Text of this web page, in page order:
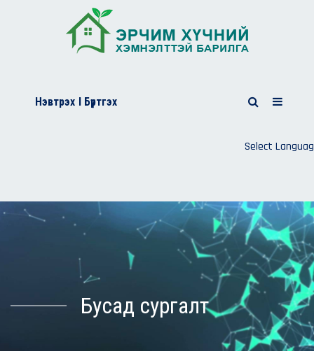
Нэвтрэх I Бүртгэх
Select
Бусад сургалт